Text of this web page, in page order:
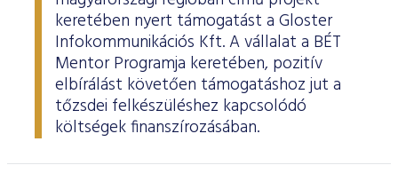
keretében nyert támogatást a Gloster
Infokommunikációs Kft. A vállalat a BÉT
Mentor Programja keretében, pozitív
elbírálást követően támogatáshoz jut a
tőzsdei felkészüléshez kapcsolódó
költségek finanszírozásában.